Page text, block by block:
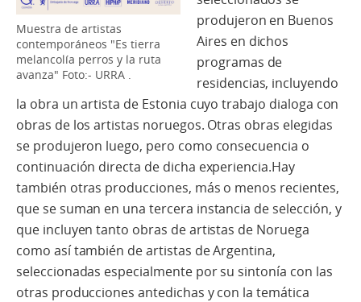
Muestra de artistas
contemporáneos "Es tierra
melancolía perros y la ruta
avanza" Foto:- URRA .
produjeron en Buenos
Aires en dichos
programas de
residencias, incluyendo
la obra un artista de Estonia cuyo trabajo dialoga con
obras de los artistas noruegos. Otras obras elegidas
se produjeron luego, pero como consecuencia o
continuación directa de dicha experiencia.Hay
también otras producciones, más o menos recientes,
que se suman en una tercera instancia de selección, y
que incluyen tanto obras de artistas de Noruega
como así también de artistas de Argentina,
seleccionadas especialmente por su sintonía con las
otras producciones antedichas y con la temática